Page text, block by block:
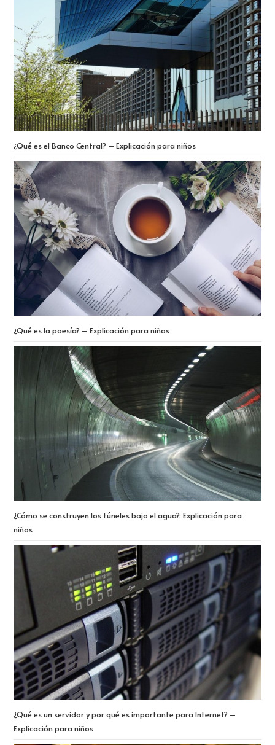
¿Qué es el Banco Central? – Explicación para niños
¿Qué es la poesía? – Explicación para niños
¿Cómo se construyen los túneles bajo el agua?: Explicación para
niños
¿Qué es un servidor y por qué es importante para Internet? –
Explicación para niños